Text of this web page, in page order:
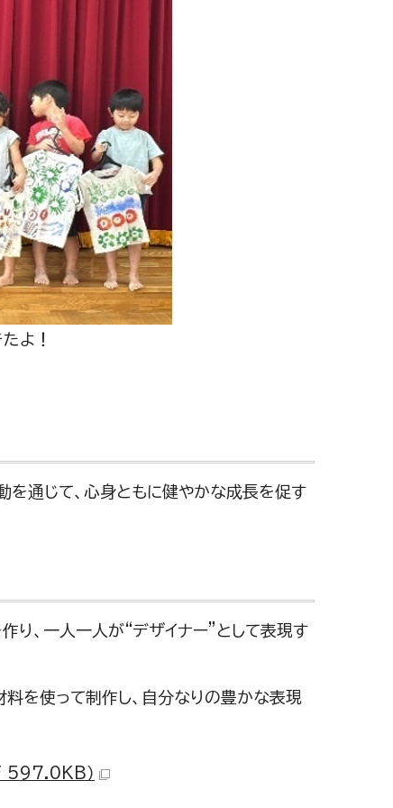
よ！
通じて、心身ともに健やかな成長を促す
り、一人一人が“デザイナー”として表現す
を使って制作し、自分なりの豊かな表現
597.0KB）